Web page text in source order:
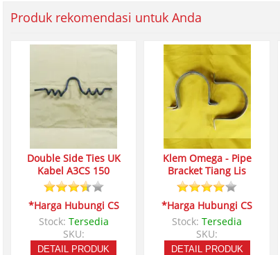
Produk rekomendasi untuk Anda
Double Side Ties UK
Kabel A3CS 150
*Harga Hubungi CS
Stock: Tersedia
SKU:
DETAIL PRODUK
Klem Omega - Pipe
Bracket Tiang Lis
*Harga Hubungi CS
Stock:Tersedia
SKU:
DETAIL PRODUK